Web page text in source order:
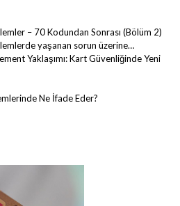
– 70 Kodundan Sonrası (Bölüm 2)
yaşanan sorun üzerine…
Yaklaşımı: Kart Güvenliğinde Yeni
Ne İfade Eder?